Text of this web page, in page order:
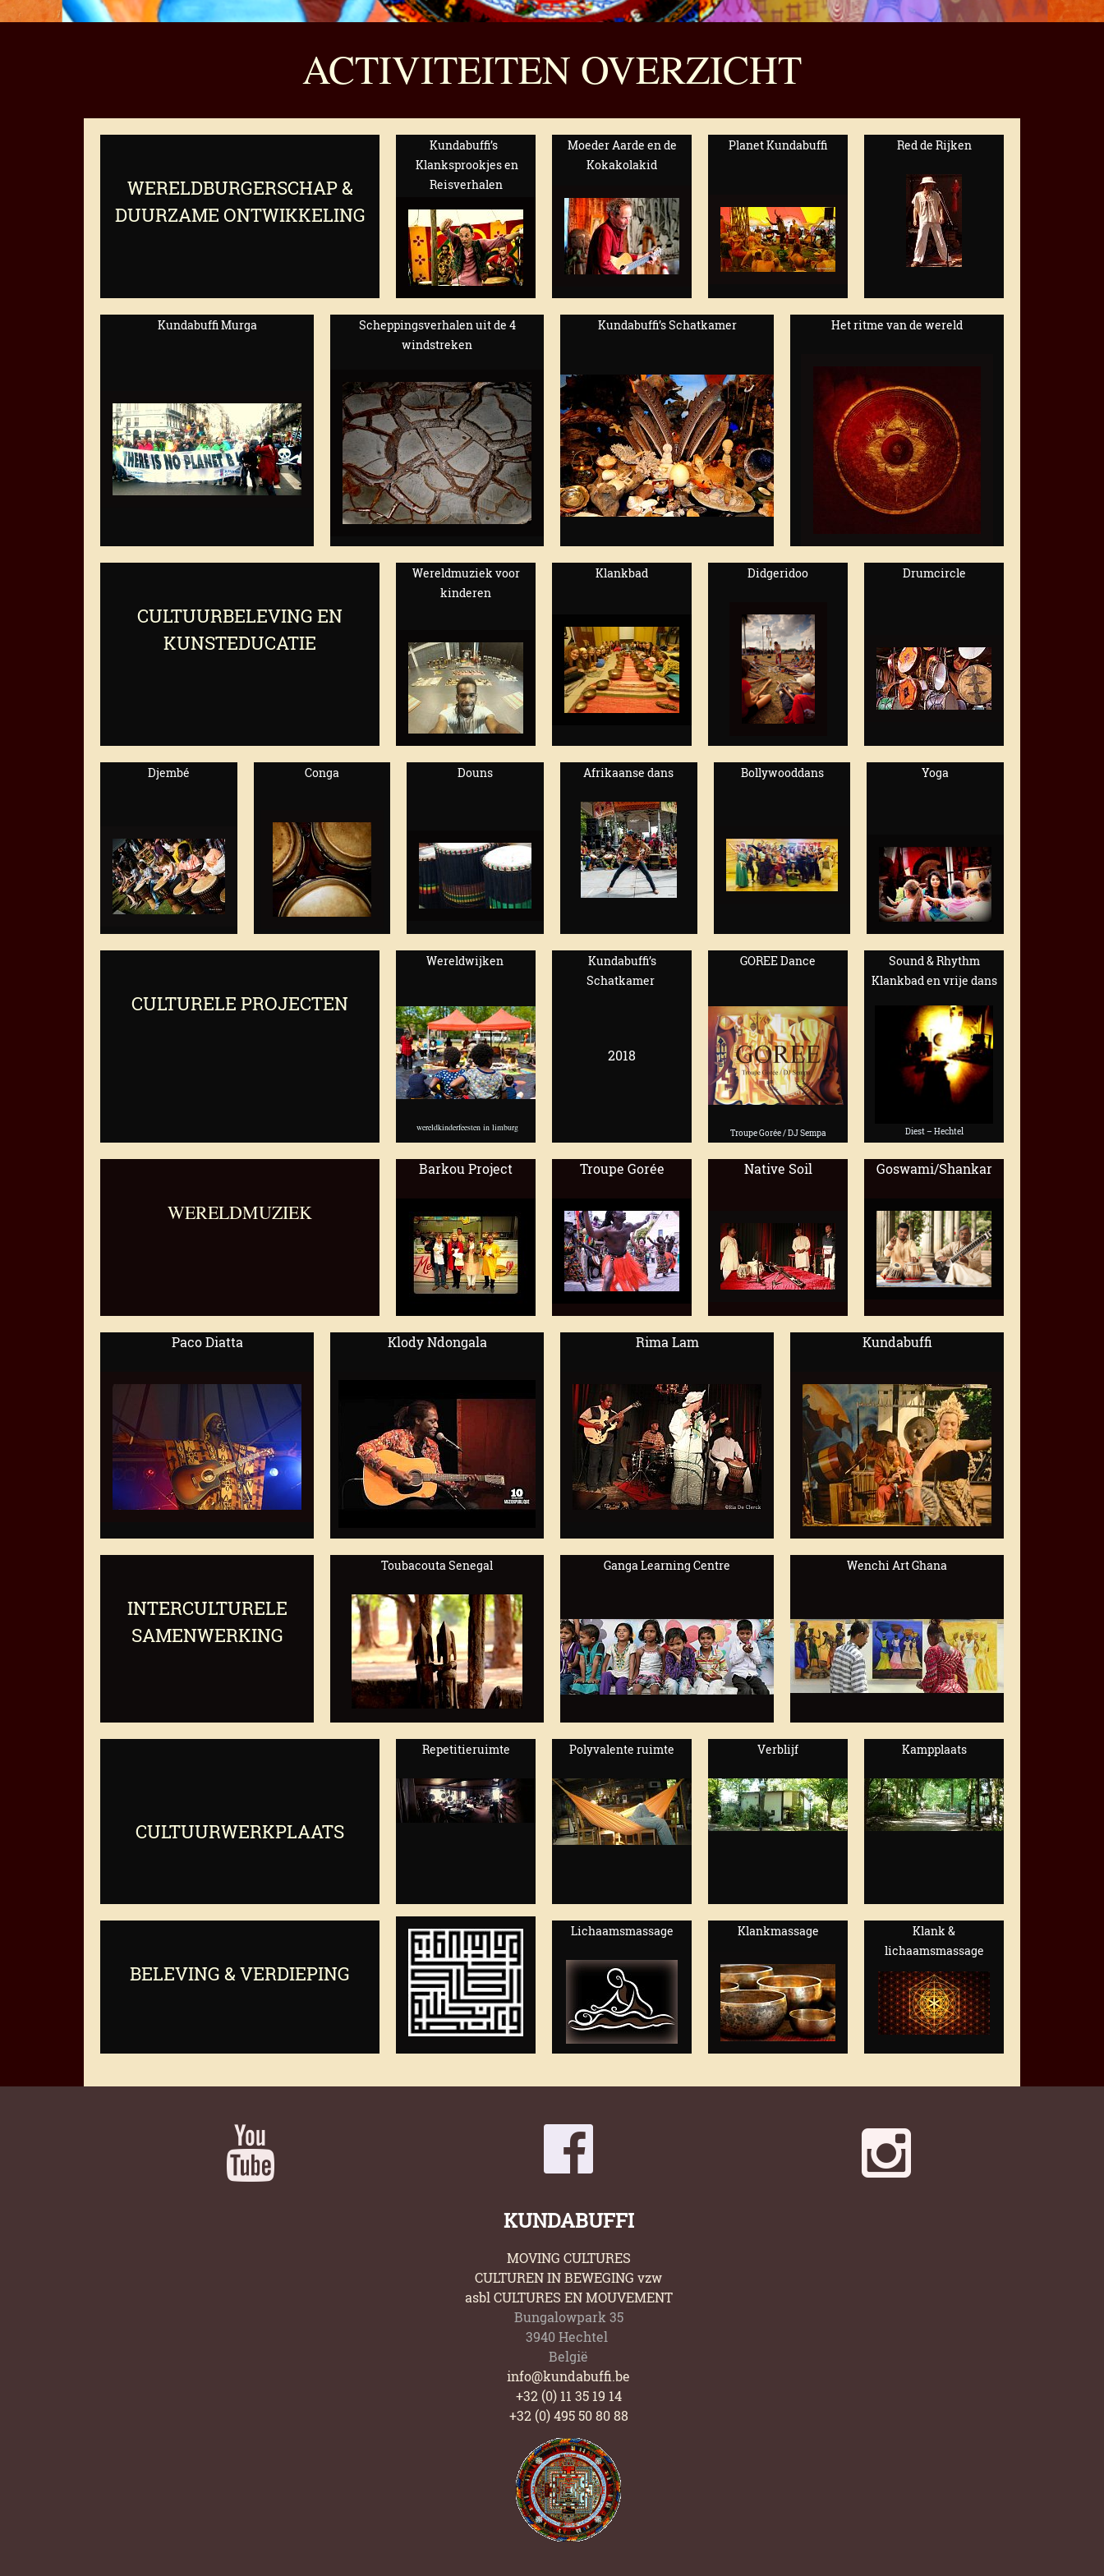
ACTIVITEITEN OVERZICHT
WERELDBURGERSCHAP &
DUURZAME ONTWIKKELING
Kundabuffi’s
Klanksprookjes en
Reisverhalen
Moeder Aarde en de
Kokakolakid
Planet Kundabuffi Red de Rijken
Kundabuffi Murga
Scheppingsverhalen uit de 4
windstreken
Kundabuffi’s Schatkamer Het ritme van de wereld
CULTUURBELEVING EN
KUNSTEDUCATIE
Wereldmuziek voor
kinderen
Klankbad Didgeridoo Drumcircle
Djembé Conga Douns Afrikaanse dans Bollywooddans Yoga
CULTURELE PROJECTEN
Wereldwijken
wereldkinderfeesten in limburg
Kundabuffi’s
Schatkamer
2018
GOREE Dance
Troupe Gorée / DJ Sempa
Sound & Rhythm
Klankbad en vrije dans
Diest – Hechtel
WERELDMUZIEK
Barkou Project Troupe Gorée Native Soil Goswami/Shankar
Paco Diatta Klody Ndongala Rima Lam Kundabuffi
INTERCULTURELE
SAMENWERKING
Toubacouta Senegal Ganga Learning Centre Wenchi Art Ghana
CULTUURWERKPLAATS
Repetitieruimte Polyvalente ruimte Verblijf Kampplaats
BELEVING & VERDIEPING
Lichaamsmassage Klankmassage
Klank &
lichaamsmassage
KUNDABUFFI
MOVING CULTURES
CULTUREN IN BEWEGING vzw
asbl CULTURES EN MOUVEMENT
Bungalowpark 35
3940 Hechtel
België
info@kundabuffi.be
+32 (0) 11 35 19 14
+32 (0) 495 50 80 88